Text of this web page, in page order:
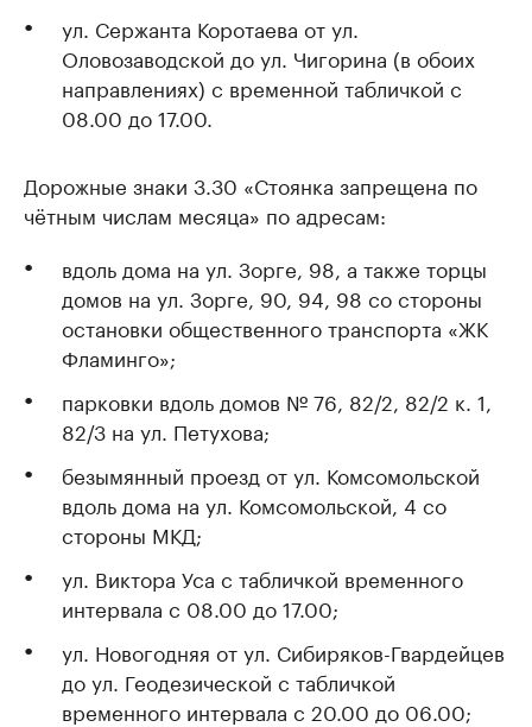
ул. Сержанта Коротаева от ул.
Оловозаводской до ул. Чигорина (в обоих
направлениях) с временной табличкой с
08.00 до 17.00.
Дорожные знаки 3.30 «Стоянка запрещена по
чётным числам месяца» по адресам:
вдоль дома на ул. Зорге, 98, а также торцы
домов на ул. Зорге, 90, 94, 98 со стороны
остановки общественного транспорта «ЖК
Фламинго»;
парковки вдоль домов № 76, 82/2, 82/2 к. 1,
82/3 на ул. Петухова;
безымянный проезд от ул. Комсомольской
вдоль дома на ул. Комсомольской, 4 со
стороны МКД;
ул. Виктора Уса с табличкой временного
интервала с 08.00 до 17.00;
ул. Новогодняя от ул. Сибиряков-Гвардейцев
до ул. Геодезической с табличкой
временного интервала с 20.00 до 06.00;